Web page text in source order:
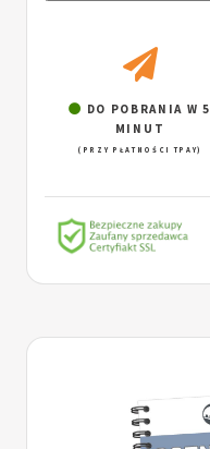
DO POBRANIA W 5
MINUT
(PRZY PŁATNOŚCI TPAY)